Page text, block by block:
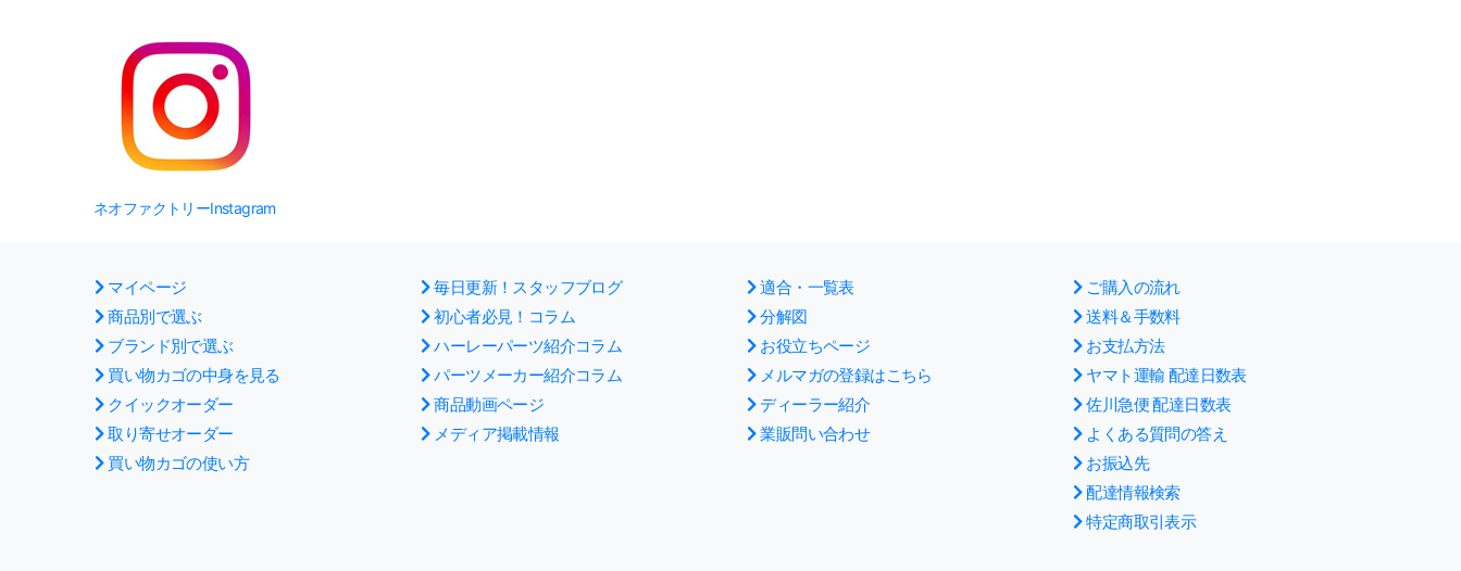
ネオファクトリーInstagram
マイページ
商品別で選ぶ
ブランド別で選ぶ
買い物カゴの中身を見る
クイックオーダー
取り寄せオーダー
買い物カゴの使い方
毎日更新！スタッフブログ
初心者必見！コラム
ハーレーパーツ紹介コラム
パーツメーカー紹介コラム
商品動画ページ
メディア掲載情報
適合・一覧表
分解図
お役立ちページ
メルマガの登録はこちら
ディーラー紹介
業販問い合わせ
ご購入の流れ
送料＆手数料
お支払方法
ヤマト運輸 配達日数表
佐川急便 配達日数表
よくある質問の答え
お振込先
配達情報検索
特定商取引表示